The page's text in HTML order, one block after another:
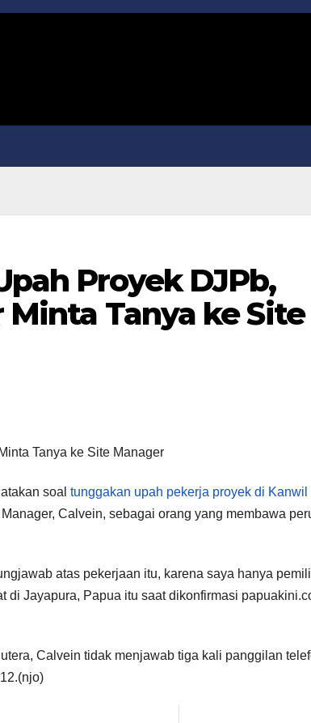
Proyek DJPb,
Tanya ke Site
soal tunggakan upah pekerja proyek di Kanwil
Calvein, sebagai orang yang membawa
atas pekerjaan itu, karena saya hanya
di Jayapura, Papua itu saat dikonfirmasi
Calvein tidak menjawab tiga kali panggilan